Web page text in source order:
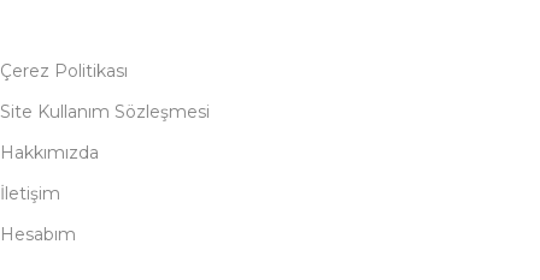
Çerez Politikası
Site Kullanım Sözleşmesi
Hakkımızda
İletişim
Hesabım